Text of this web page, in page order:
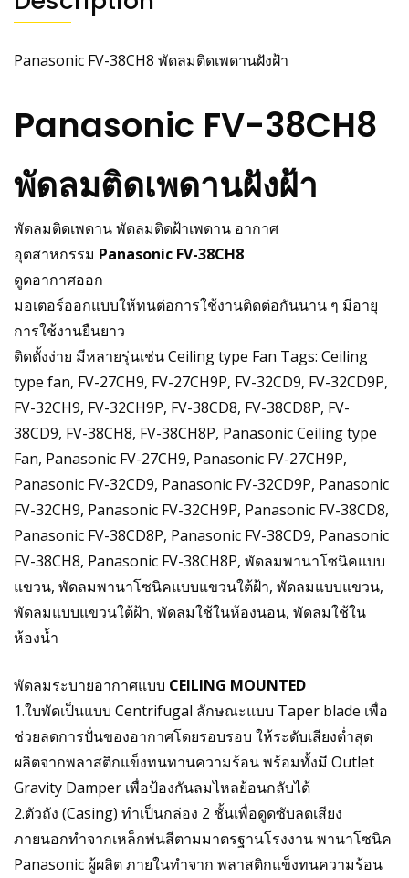
Panasonic FV-38CH8 พัดลมติดเพดานฝังฝ้า
Panasonic FV-38CH8
พัดลมติดเพดานฝังฝ้า
พัดลมติดเพดาน พัดลมติดฝ้าเพดาน อากาศ
อุตสาหกรรม Panasonic FV-38CH8
ดูดอากาศออก
มอเตอร์ออกแบบให้ทนต่อการใช้งานติดต่อกันนาน ๆ มีอายุ
การใช้งานยืนยาว
ติดตั้งง่าย มีหลายรุ่นเช่น Ceiling type Fan Tags: Ceiling
type fan, FV-27CH9, FV-27CH9P, FV-32CD9, FV-32CD9P,
FV-32CH9, FV-32CH9P, FV-38CD8, FV-38CD8P, FV-
38CD9, FV-38CH8, FV-38CH8P, Panasonic Ceiling type
Fan, Panasonic FV-27CH9, Panasonic FV-27CH9P,
Panasonic FV-32CD9, Panasonic FV-32CD9P, Panasonic
FV-32CH9, Panasonic FV-32CH9P, Panasonic FV-38CD8,
Panasonic FV-38CD8P, Panasonic FV-38CD9, Panasonic
FV-38CH8, Panasonic FV-38CH8P, พัดลมพานาโซนิคแบบ
แขวน, พัดลมพานาโซนิคแบบแขวนใต้ฝ้า, พัดลมแบบแขวน,
พัดลมแบบแขวนใต้ฝ้า, พัดลมใช้ในห้องนอน, พัดลมใช้ใน
ห้องน้ำ
พัดลมระบายอากาศแบบ CEILING MOUNTED
1.ใบพัดเป็นแบบ Centrifugal ลักษณะแบบ Taper blade เพื่อ
ช่วยลดการปั่นของอากาศโดยรอบรอบ ให้ระดับเสียงต่ำสุด
ผลิตจากพลาสติกแข็งทนทานความร้อน พร้อมทั้งมี Outlet
Gravity Damper เพื่อป้องกันลมไหลย้อนกลับได้
2.ตัวถัง (Casing) ทำเป็นกล่อง 2 ชั้นเพื่อดูดซับลดเสียง
ภายนอกทำจากเหล็กพ่นสีตามมาตรฐานโรงงาน พานาโซนิค
Panasonic ผู้ผลิต ภายในทำจาก พลาสติกแข็งทนความร้อน